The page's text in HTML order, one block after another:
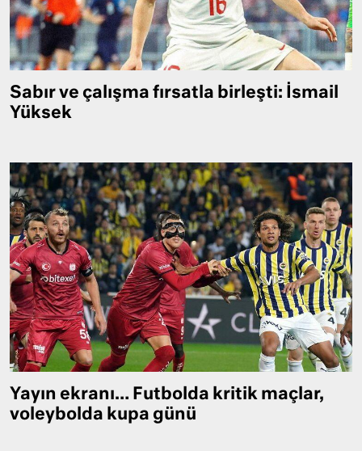
Sabır ve çalışma fırsatla birleşti: İsmail
Yüksek
Yayın ekranı… Futbolda kritik maçlar,
voleybolda kupa günü